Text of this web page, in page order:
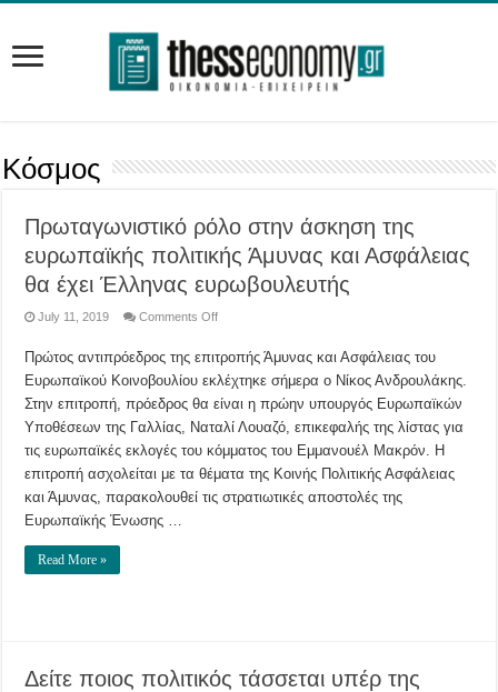
Κόσμος
Πρωταγωνιστικό ρόλο στην άσκηση της
ευρωπαϊκής πολιτικής Άμυνας και Ασφάλειας
θα έχει Έλληνας ευρωβουλευτής
July 11, 2019 Comments Offon
στην
άσκηση
της
ευρωπαϊκής
πολιτικής
Άμυνας
και
Ασφάλειας
θα
έχει
ευρωβουλευτής
Πρώτος αντιπρόεδρος της επιτροπής Άμυνας και Ασφάλειας του
Ευρωπαϊκού Κοινοβουλίου εκλέχτηκε σήμερα ο Νίκος Ανδρουλάκης.
Στην επιτροπή, πρόεδρος θα είναι η πρώην υπουργός Ευρωπαϊκών
Υποθέσεων της Γαλλίας, Ναταλί Λουαζό, επικεφαλής της λίστας για
τις ευρωπαϊκές εκλογές του κόμματος του Εμμανουέλ Μακρόν. Η
επιτροπή ασχολείται με τα θέματα της Κοινής Πολιτικής Ασφάλειας
και Άμυνας, παρακολουθεί τις στρατιωτικές αποστολές της
Ευρωπαϊκής Ένωσης …
Read More »
Δείτε ποιος πολιτικός τάσσεται υπέρ της